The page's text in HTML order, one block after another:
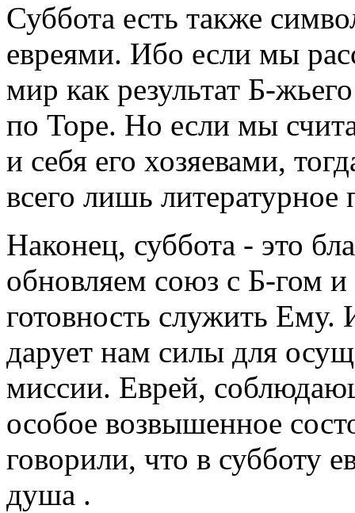
Суббота есть также
евреями. Ибо если мы
мир как результат Б-
по Торе. Но если мы
и себя его хозяевами,
всего лишь литературное
Наконец, суббота - это
обновляем союз с Б-гом
готовность служить
дарует нам силы для
миссии. Еврей,
особое возвышенное
говорили, что в субботу
душа .